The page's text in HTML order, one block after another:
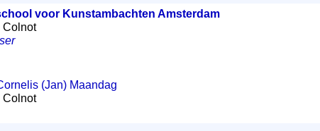
voor Kunstambachten Amsterdam
Colnot
(Jan) Maandag
Colnot